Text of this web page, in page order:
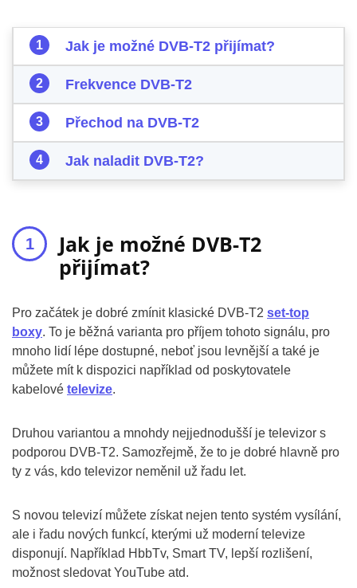
Jak je možné DVB-T2 přijímat?
Frekvence DVB-T2
Přechod na DVB-T2
Jak naladit DVB-T2?
Jak je možné DVB-T2
přijímat?
Pro začátek je dobré zmínit klasické DVB-T2 set-top
boxy. To je běžná varianta pro příjem tohoto signálu, pro
mnoho lidí lépe dostupné, neboť jsou levnější a také je
můžete mít k dispozici například od poskytovatele
kabelové televize.
Druhou variantou a mnohdy nejjednodušší je televizor s
podporou DVB-T2. Samozřejmě, že to je dobré hlavně pro
ty z vás, kdo televizor neměnil už řadu let.
S novou televizí můžete získat nejen tento systém vysílání,
ale i řadu nových funkcí, kterými už moderní televize
disponují. Například HbbTv, Smart TV, lepší rozlišení,
možnost sledovat YouTube atd.